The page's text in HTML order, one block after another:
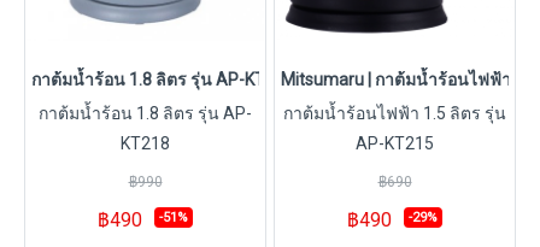
กาต้มน้ำร้อน 1.8 ลิตร รุ่น AP-KT218
กาต้มน้ำร้อน 1.8 ลิตร รุ่น AP-
KT218
฿990
฿490 -51%
Mitsumaru | กาต้มน้ำร้อนไฟฟ้า
กาต้มน้ำร้อนไฟฟ้า 1.5 ลิตร รุ่น
AP-KT215
฿690
฿490 -29%